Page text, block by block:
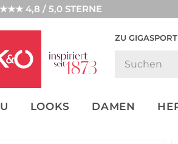
4,8 / 5,0 STERNE
ZU GIGASPORT
LOOKS DAMEN
WEDDING